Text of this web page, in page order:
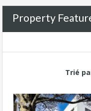
Property
Trié